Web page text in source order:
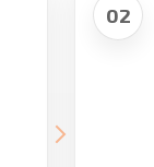
02